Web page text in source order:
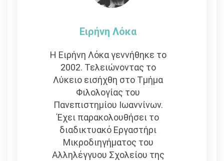
Ειρήνη Λόκα
Η Ειρήνη Λόκα γεννήθηκε το
2002. Τελειώνοντας το
Λύκειο εισήχθη στο Τμήμα
Φιλολογίας του
Πανεπιστημίου Ιωαννίνων.
Έχει παρακολουθήσει το
διαδικτυακό Εργαστήρι
Μικροδιηγήματος του
Αλληλέγγυου Σχολείου της